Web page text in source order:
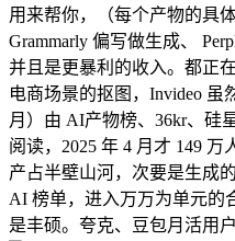
用来帮你，（每个产物的具
Grammarly 偏写做生成、
并且是更暴利的收入。都正
电商场景的抠图，Invideo 虽
月）由 AI产物榜、36kr、硅
阅读，2025 年 4 月才 149
产占半壁山河，次要是生成
AI 榜单，进入万万为单元的
是丰硕。夸克、豆包月活用